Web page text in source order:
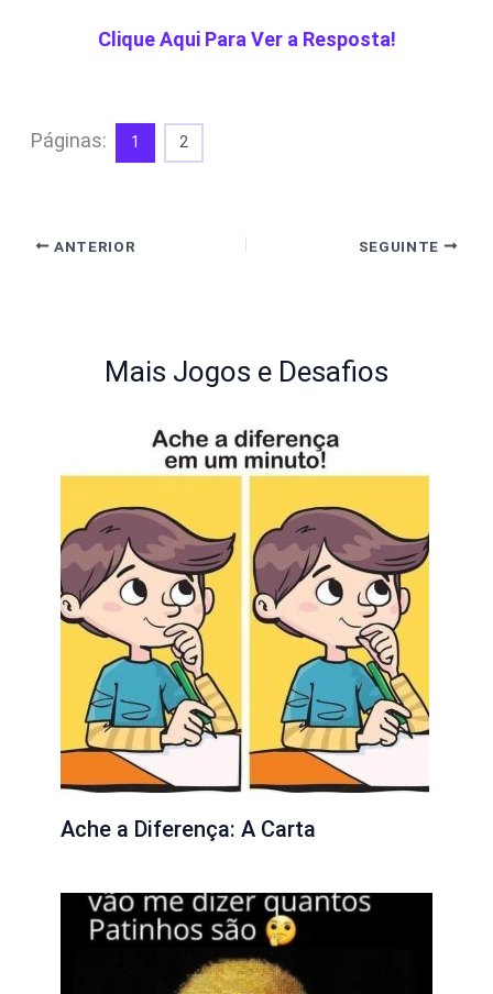
Clique Aqui Para Ver a Resposta!
Páginas: 1 2
ANTERIOR SEGUINTE
Mais Jogos e Desafios
Ache a Diferença: A Carta